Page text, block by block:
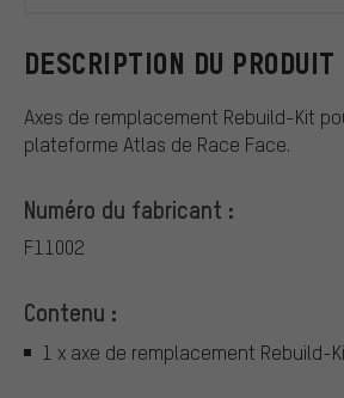
DESCRIPTION DU PRODUIT
Axes de remplacement Rebuild-Kit
plateforme Atlas de Race Face.
Numéro du fabricant :
F11002
Contenu :
1 x axe de remplacement Rebuild-